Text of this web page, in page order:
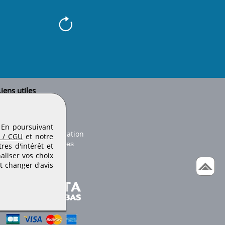
utiles
Conseils d'utilisation
de publication
des cookies
poursuivant
/ CGU et notre
d'intérêt et
vos choix
changer d'avis